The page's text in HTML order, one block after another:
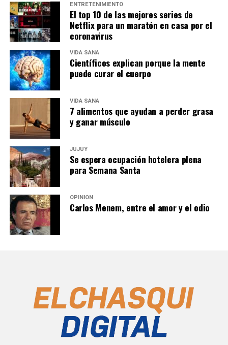
ENTRETENIMIENTO
El top 10 de las mejores series de
Netflix para un maratón en casa por el
coronavirus
VIDA SANA
Científicos explican porque la mente
puede curar el cuerpo
VIDA SANA
7 alimentos que ayudan a perder grasa
y ganar músculo
JUJUY
Se espera ocupación hotelera plena
para Semana Santa
OPINIÓN
Carlos Menem, entre el amor y el odio